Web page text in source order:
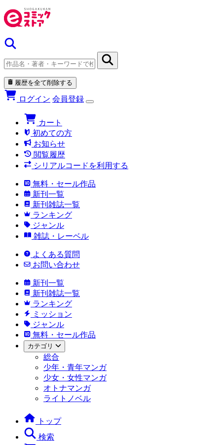
履歴を全て削除する
ログイン 会員登録
カート
初めての方
お知らせ
閲覧履歴
シリアルコードを利用する
無料・セール作品
新刊一覧
新刊雑誌一覧
ランキング
ジャンル
雑誌・レーベル
よくある質問
お問い合わせ
新刊一覧
新刊雑誌一覧
ランキング
ミッション
ジャンル
無料・セール作品
カテゴリ
総合
少年・青年マンガ
少女・女性マンガ
オトナマンガ
ライトノベル
トップ
検索